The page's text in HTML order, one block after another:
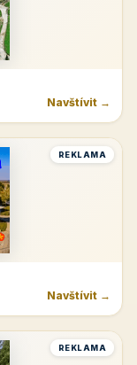
Navštívit →
REKLAMA
Navštívit →
REKLAMA